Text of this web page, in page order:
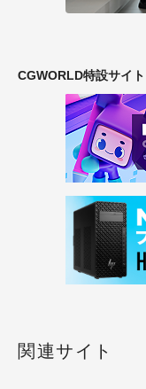
CGWORLD特設サイト
関連サイト